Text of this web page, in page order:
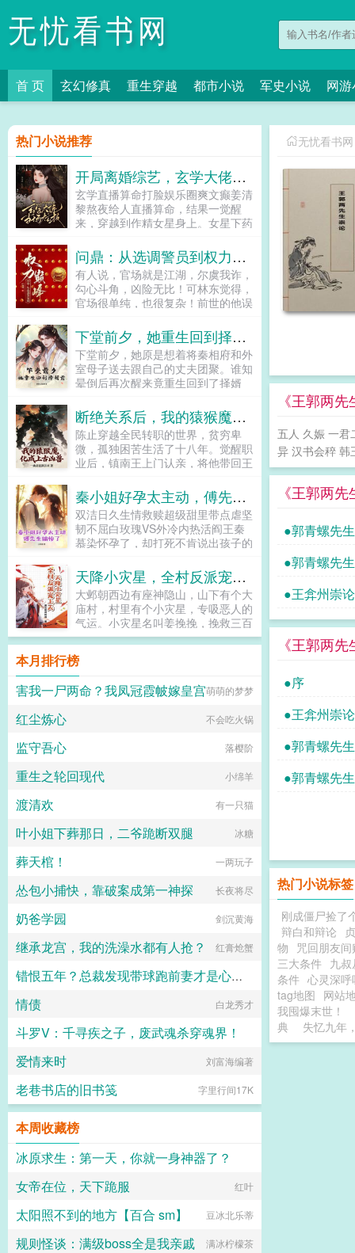
无忧看书网
首 页 玄幻修真 重生穿越 都市小说 军史小说 网
无忧看书网
《王郭两
五人 久娠 一
异 汉书会稡 韩
《王郭两
●郭青螺先
●郭青螺先
●王弇州崇
《王郭两
●序
●王弇州崇
●郭青螺先
●郭青螺先
热门小说标签
刚成僵尸捡了
辩白和辩论
物
咒回朋友
三大条件 九
条件 心灵深
tag地图 网站
我囤爆末世！
典
失忆九年
热门小说推荐
开局离婚综艺，玄学大佬当场炫技
玄学直播算命打脸娱乐圈爽文癫姜清
黎熬夜给人直播算命，结果一觉醒
来，穿越到作精女星身上。女星下药
离婚。在离婚综艺上。女星被人嘲讽
蹭热度，溺水的时候，白莲小花抓着
众人玩游戏，害的女星在水里活活淹
死。姜清黎穿越过来，看着小花旁边
的红衣女，无辜的说原来你从小就霸
有绿帽癖。逼女孩拍强迫戏，让工作
人员假戏真做的恶臭导演，滚！轮到
影帝老公，姜清黎小手一挥。他那方
面不行。影帝吓得愣在原地。当晚直
夜之间风评逆转。网友纷纷疑问，这
看面相，怎么能看的这么准？姜清黎
一炮而红。各大综艺导演争先恐后找
上门，求她去直播算命。影帝老公红
着眼求她别离婚。被假千金蛊惑的哥
台上演讲。姜清黎师弟你别装逼了。
玄学大佬？...
问鼎：从选调警员到权力巅峰
有人说，官场就是江湖，尔虞我诈，
勾心斗角，凶险无比！可林东觉得，
官场很单纯，也很复杂！前世的他误
今世归来，早已深谙官场之道！且看
林东如何在错综复杂的官场之中两袖
清风，洁身自好，步入青云路！...
下堂前夕，她重生回到择婿前
下堂前夕，她原是想着将秦相府和外
室母子送去跟自己的丈夫团聚。谁知
晕倒后再次醒来竟重生回到了择婿
对她从来只有百般算计！如今她将之
舍弃，却换来他的痴情纠缠！可笑，
可悲！她毅然转身携手那执拗守护她
两世的‘傻子’！...
断绝关系后，我的猿猴魔化成上古凶兽
陈止穿越全民转职的世界，贫穷卑
微，孤独困苦生活了十八年。觉醒职
业后，镇南王上门认亲，将他带回王
另一个让人恶心的地方。我堂堂镇南
王，费心费力找了你一个月。结果
呢，你只觉醒了F级猿猴召唤师生父
视他为耻辱，继母对她冷眼相待，就
连家里下人都看不起他。悲愤之下，
魔化凶兽。魔化凶兽所有召唤兽都魔
化为上古凶兽！白猿魔化为六耳魔猿
谛听！通臂猿魔化为赤尻马猿通天！
长臂猿魔化为魔灵石猿齐天！从此以
后，陈止一人率领成众上古凶猿，再
无敌手万国副本开启，大夏遭遇多国
围攻深渊魔族入侵，群虫突袭侵吞城
市万界通道开放，异界虚空神明侵袭
什么乱七八糟的，看我凶猿秒了！...
秦小姐好孕太主动，傅先生输惨了
双洁日久生情救赎超级甜里带点虐坚
韧不屈白玫瑰VS外冷内热活阎王秦
慕染怀孕了，却打死不肯说出孩子的
磨，被压着去医院打胎。终于，被打
的浑身青紫的她见到了那张冰冷的
脸。傅平洲见到她的第一面，却言语
冰冷。这孩子，你是自己打，还是我
给你打？秦慕染知道这个男人是自己
解决困境的唯一办法，所以死皮赖脸
追在他身边。傅平洲这个高枝，她攀
定了。为了继续查清楚家人遇害的真
相，为了将秦家的老宅子拿回来，她
在傅家四处周旋，可绑架与暗杀接踵
而来，她查清真相的路上充满了阻
碍。后来，她九死一生产下孩子，傅
家也替她拿回了老宅子，可她处心积
虑接近傅家的目的被揭穿，猝不及防
的转变令傅平洲怒不可遏。秦慕染，
你不择手段靠近我，又突然抛弃我，
你玩狗呢？我爱上你了，我不允许你
离开。他将人发了疯一般囚在别墅，
可奈何秦慕染去意已决。他不得不跪
地求饶，你要实在想死，我陪你一起
好不好？只要我们在一起，生死都可
以。再后来，秦慕染走了，傅平洲疯
了。他不许任何人提起秦慕染的名
字，甚至将她的所有东西全部扔了出
去。他守着那个她拿命换来的孩子，
天降小灾星，全村反派宠上天
大邺朝西边有座神隐山，山下有个大
庙村，村里有个小灾星，专吸恶人的
气运。小灾星名叫姜挽挽，挽救三百
村民，挽救万千黎民，挽这乱世予光
明。姜挽挽出生三年，村民从面黄肌
瘦，到要减肥肉。占领村上田地的扒
皮地主却败了家，村子对面山头的山
贼更是一夜之间，全部惨死。烧杀抢
过了。自此，大庙村改头换面，干起
庙是村里最结实的房子，如今大庙村
户都吃上肉住上了砖瓦房，连村名都
造瓦，到处修房修路搞建设。暗地
谋大业。姜挽挽的路随之越走越宽，
家改变了命运，原本该被灭的村子成
本月排行榜
害我一尸两命？我凤冠霞帔嫁皇宫萌萌的梦梦
红尘炼心 不会吃火锅
监守吾心 落樱阶
重生之轮回现代 小绵羊
渡清欢 有一只猫
叶小姐下葬那日，二爷跪断双腿 冰糖
葬天棺！ 一两玩子
怂包小捕快，靠破案成第一神探 长夜将尽
奶爸学园 剑沉黄海
继承龙宫，我的洗澡水都有人抢？ 红膏炝蟹
错恨五年？总裁发现带球跑前妻才是心头肉
塞布丽娜
情债 白龙秀才
斗罗V：千寻疾之子，废武魂杀穿魂界！
星尘布偶
爱情来时 刘富海编著
老巷书店的旧书笺 字里行间17K
本周收藏榜
冰原求生：第一天，你就一身神器了？
奋斗小强
女帝在位，天下跪服 红叶
太阳照不到的地方【百合 sm】 豆冰北乐蒂
规则怪谈：满级boss全是我亲戚 满冰柠檬茶